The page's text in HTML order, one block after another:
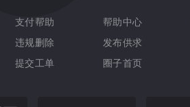
支付帮助
违规删除
提交工单
帮助中心
发布供求
圈子首页